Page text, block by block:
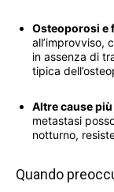
Osteoporosi e
all’improvviso,
in assenza di
tipica
Altre cause
metastasi
notturno,
Quando